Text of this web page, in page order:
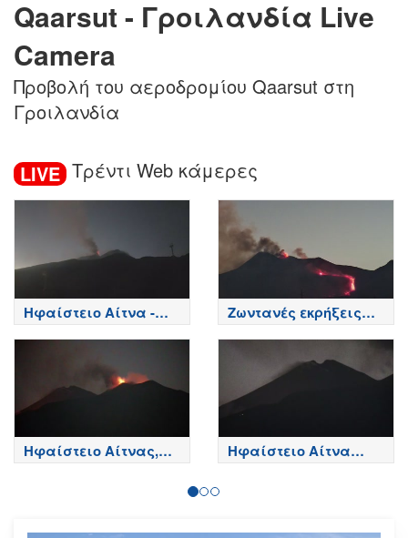
Qaarsut - Γροιλανδία Live
Camera
Προβολή του αεροδρομίου Qaarsut στη
Γροιλανδία
LIVE Τρέντι Web κάμερες
Ηφαίστειο Αίτνα -
Κορυφή κρατήρων,
Ζωντανές εκρήξεις
της Αίτνας
Ηφαίστειο Αίτνας,
Βόρεια πλευρά - Etna
Ηφαίστειο Αίτνα
Τώρα